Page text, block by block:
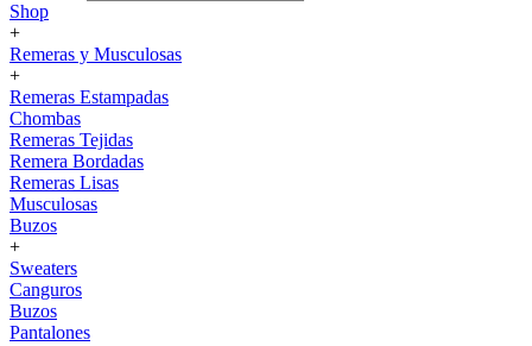
Shop
+
Remeras y Musculosas
+
Remeras Estampadas
Chombas
Remeras Tejidas
Remera Bordadas
Remeras Lisas
Musculosas
Buzos
+
Sweaters
Canguros
Buzos
Pantalones